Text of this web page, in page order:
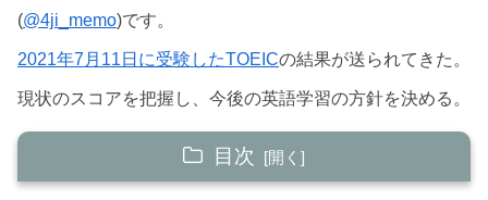
(@4ji_memo)です。
2021年7月11日に受験したTOEICの結果が送られてきた。
現状のスコアを把握し、今後の英語学習の方針を決める。
目次